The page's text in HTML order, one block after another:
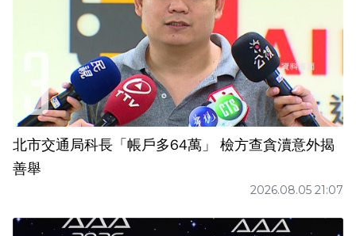
北市交通局科長「帳戶多64萬」 檢方查貪瀆意外揭
善舉
2026.08.05 21:07